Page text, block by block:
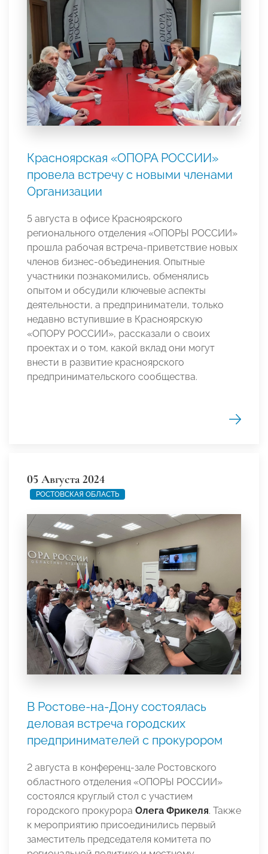
Красноярская «ОПОРА РОССИИ»
провела встречу с новыми членами
Организации
5 августа в офисе Красноярского
регионального отделения «ОПОРЫ РОССИИ»
прошла рабочая встреча-приветствие новых
членов бизнес-объединения. Опытные
участники познакомились, обменялись
опытом и обсудили ключевые аспекты
деятельности, а предприниматели, только
недавно вступившие в Красноярскую
«ОПОРУ РОССИИ», рассказали о своих
проектах и о том, какой вклад они могут
внести в развитие красноярского
предпринимательского сообщества.
05 Августа 2024
РОСТОВСКАЯ ОБЛАСТЬ
В Ростове-на-Дону состоялась
деловая встреча городских
предпринимателей с прокурором
2 августа в конференц-зале Ростовского
областного отделения «ОПОРЫ РОССИИ»
состоялся круглый стол с участием
городского прокурора Олега Фрикеля. Также
к мероприятию присоединились первый
заместитель председателя комитета по